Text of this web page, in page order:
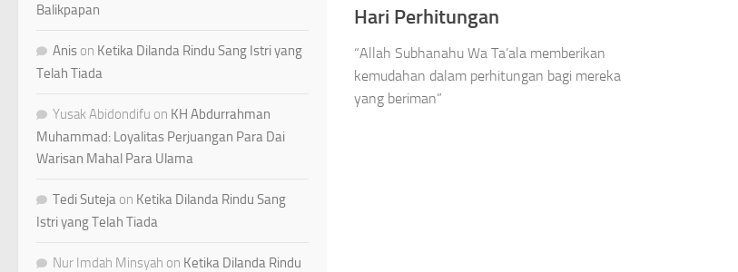
Hari Perhitungan
“Allah Subhanahu Wa Ta’ala memberikan
kemudahan dalam perhitungan bagi mereka
yang beriman”
Balikpapan
Anis on Ketika Dilanda Rindu Sang Istri yang
Telah Tiada
Yusak Abidondifu on KH Abdurrahman
Muhammad: Loyalitas Perjuangan Para Dai
Warisan Mahal Para Ulama
Tedi Suteja on Ketika Dilanda Rindu Sang
Istri yang Telah Tiada
Nur Imdah Minsyah on Ketika Dilanda Rindu